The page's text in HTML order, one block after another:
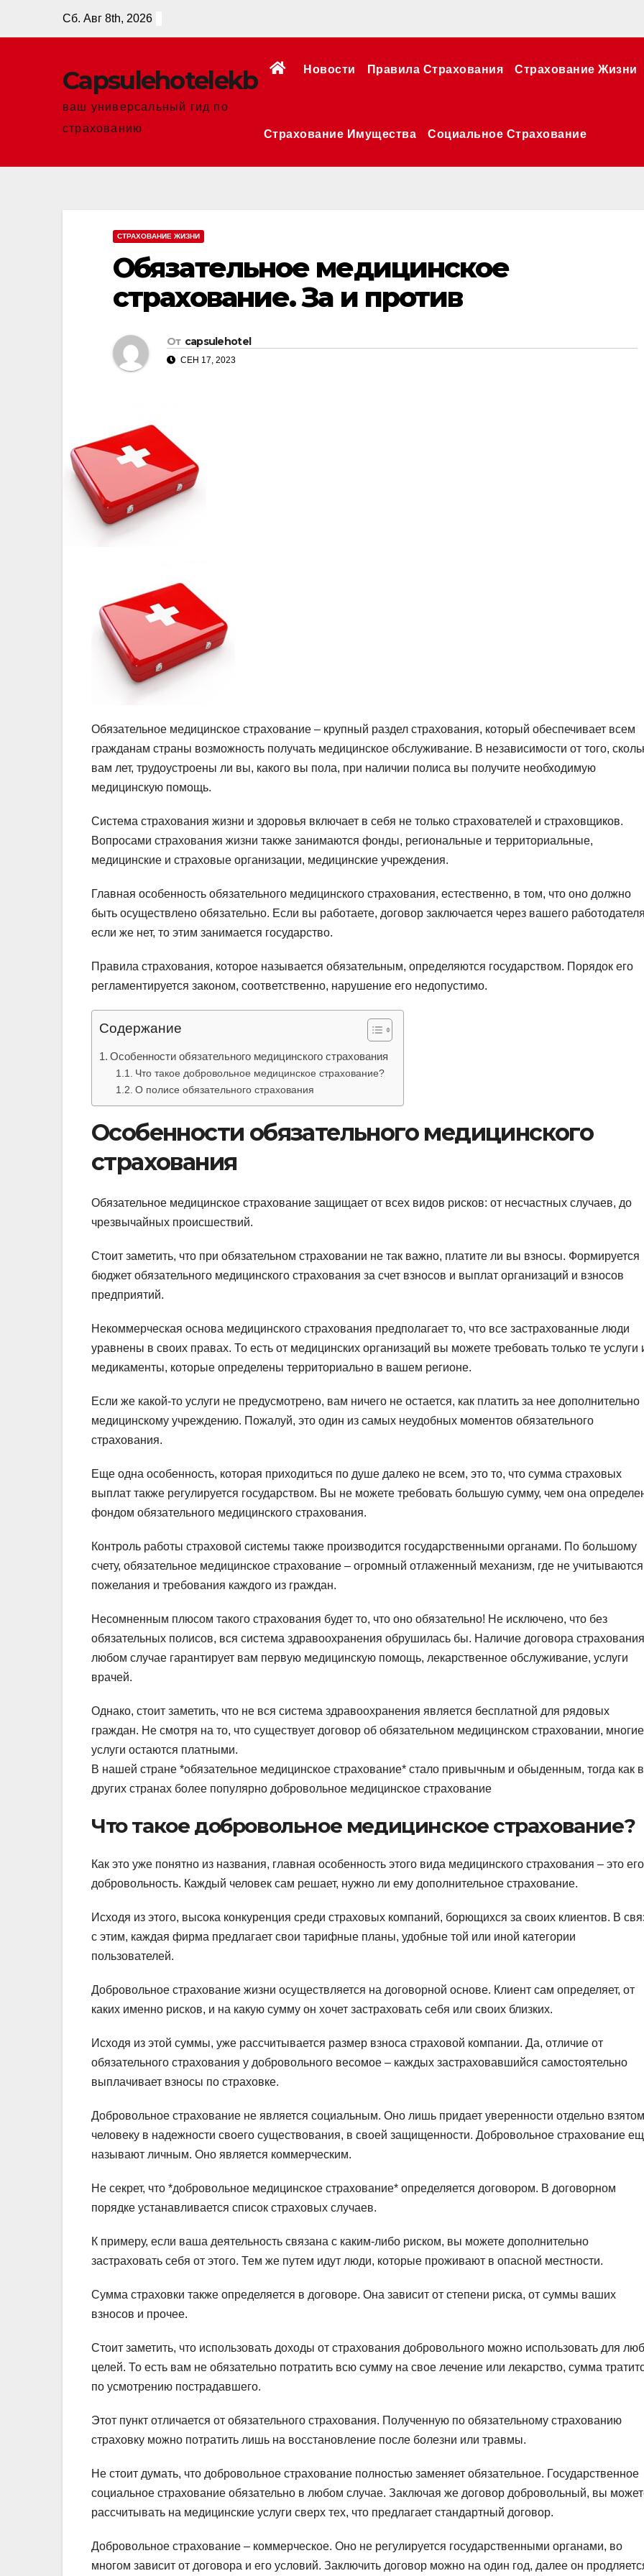
Сб. Авг 8th, 2026
Сapsulehotelekb
ваш универсальный гид по
страхованию
Новости Правила Страхования Страхование Жизни
Страхование Имущества Социальное Страхование
СТРАХОВАНИЕ ЖИЗНИ
Обязательное медицинское
страхование. За и против
От capsulehotel
СЕН 17, 2023
Обязательное медицинское страхование – крупный раздел страхования, который обеспечивает всем
гражданам страны возможность получать медицинское обслуживание. В независимости от того,
вам лет, трудоустроены ли вы, какого вы пола, при наличии полиса вы получите необходимую
медицинскую помощь.
Система страхования жизни и здоровья включает в себя не только страхователей и страховщиков.
Вопросами страхования жизни также занимаются фонды, региональные и территориальные,
медицинские и страховые организации, медицинские учреждения.
Главная особенность обязательного медицинского страхования, естественно, в том, что оно должно
быть осуществлено обязательно. Если вы работаете, договор заключается через вашего
если же нет, то этим занимается государство.
Правила страхования, которое называется обязательным, определяются государством. Порядок его
регламентируется законом, соответственно, нарушение его недопустимо.
Содержание
Особенности обязательного медицинского страхования
Что такое добровольное медицинское страхование?
О полисе обязательного страхования
Особенности обязательного медицинского
страхования
Обязательное медицинское страхование защищает от всех видов рисков: от несчастных случаев, до
чрезвычайных происшествий.
Стоит заметить, что при обязательном страховании не так важно, платите ли вы взносы. Формируется
бюджет обязательного медицинского страхования за счет взносов и выплат организаций и взносов
предприятий.
Некоммерческая основа медицинского страхования предполагает то, что все застрахованные люди
уравнены в своих правах. То есть от медицинских организаций вы можете требовать только те услуги
медикаменты, которые определены территориально в вашем регионе.
Если же какой-то услуги не предусмотрено, вам ничего не остается, как платить за нее дополнительно
медицинскому учреждению. Пожалуй, это один из самых неудобных моментов обязательного
страхования.
Еще одна особенность, которая приходиться по душе далеко не всем, это то, что сумма страховых
выплат также регулируется государством. Вы не можете требовать большую сумму, чем она
фондом обязательного медицинского страхования.
Контроль работы страховой системы также производится государственными органами. По большому
счету, обязательное медицинское страхование – огромный отлаженный механизм, где не учитываются
пожелания и требования каждого из граждан.
Несомненным плюсом такого страхования будет то, что оно обязательно! Не исключено, что без
обязательных полисов, вся система здравоохранения обрушилась бы. Наличие договора
любом случае гарантирует вам первую медицинскую помощь, лекарственное обслуживание, услуги
врачей.
Однако, стоит заметить, что не вся система здравоохранения является бесплатной для рядовых
граждан. Не смотря на то, что существует договор об обязательном медицинском страховании, многие
услуги остаются платными.
В нашей стране *обязательное медицинское страхование* стало привычным и обыденным, тогда как в
других странах более популярно добровольное медицинское страхование
Что такое добровольное медицинское страхование?
Как это уже понятно из названия, главная особенность этого вида медицинского страхования – это его
добровольность. Каждый человек сам решает, нужно ли ему дополнительное страхование.
Исходя из этого, высока конкуренция среди страховых компаний, борющихся за своих клиентов. В
с этим, каждая фирма предлагает свои тарифные планы, удобные той или иной категории
пользователей.
Добровольное страхование жизни осуществляется на договорной основе. Клиент сам определяет, от
каких именно рисков, и на какую сумму он хочет застраховать себя или своих близких.
Исходя из этой суммы, уже рассчитывается размер взноса страховой компании. Да, отличие от
обязательного страхования у добровольного весомое – каждых застраховавшийся самостоятельно
выплачивает взносы по страховке.
Добровольное страхование не является социальным. Оно лишь придает уверенности отдельно
человеку в надежности своего существования, в своей защищенности. Добровольное страхование
называют личным. Оно является коммерческим.
Не секрет, что *добровольное медицинское страхование* определяется договором. В договорном
порядке устанавливается список страховых случаев.
К примеру, если ваша деятельность связана с каким-либо риском, вы можете дополнительно
застраховать себя от этого. Тем же путем идут люди, которые проживают в опасной местности.
Сумма страховки также определяется в договоре. Она зависит от степени риска, от суммы ваших
взносов и прочее.
Стоит заметить, что использовать доходы от страхования добровольного можно использовать для
целей. То есть вам не обязательно потратить всю сумму на свое лечение или лекарство, сумма
по усмотрению пострадавшего.
Этот пункт отличается от обязательного страхования. Полученную по обязательному страхованию
страховку можно потратить лишь на восстановление после болезни или травмы.
Не стоит думать, что добровольное страхование полностью заменяет обязательное. Государственное
социальное страхование обязательно в любом случае. Заключая же договор добровольный, вы
рассчитывать на медицинские услуги сверх тех, что предлагает стандартный договор.
Добровольное страхование – коммерческое. Оно не регулируется государственными органами, во
многом зависит от договора и его условий. Заключить договор можно на один год, далее он